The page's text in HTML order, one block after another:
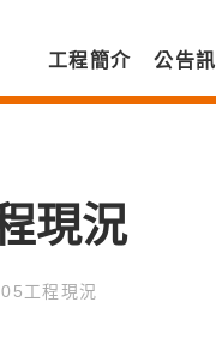
工程簡介 公告
現況
工程現況